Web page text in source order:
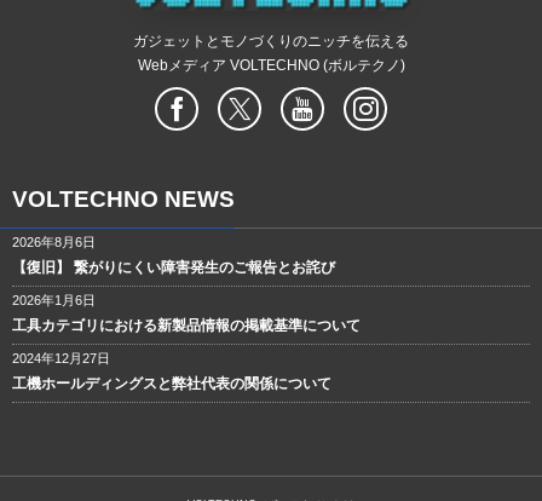
ガジェットとモノづくりのニッチを伝える
Webメディア VOLTECHNO (ボルテクノ)
VOLTECHNO NEWS
2026年8月6日
【復旧】 繋がりにくい障害発生のご報告とお詫び
2026年1月6日
工具カテゴリにおける新製品情報の掲載基準について
2024年12月27日
工機ホールディングスと弊社代表の関係について